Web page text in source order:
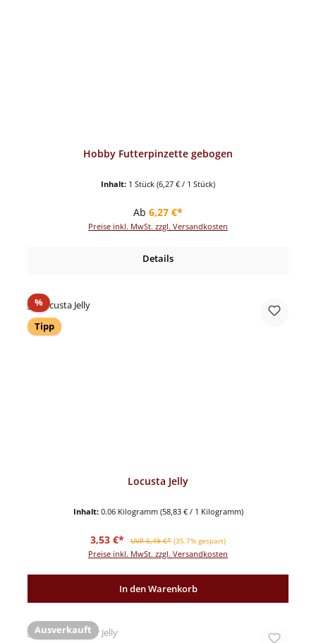
Hobby Futterpinzette gebogen
Inhalt: 1 Stück (6,27 € / 1 Stück)
Regulärer Preis:
Ab 6,27 €*
Preise inkl. MwSt. zzgl. Versandkosten
Details
%Rabatt
Tipp
Locusta Jelly
Inhalt: 0.06 Kilogramm (58,83 € / 1 Kilogramm)
Verkaufspreis:
3,53 €* Regulärer Preis:
UVP 5,49 €* (35.7% gespart)
Preise inkl. MwSt. zzgl. Versandkosten
In den Warenkorb
Ausverkauft